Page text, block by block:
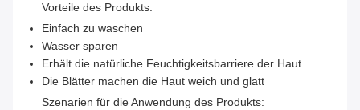
Vorteile des Produkts:
Einfach zu waschen
Wasser sparen
Erhält die natürliche Feuchtigkeitsbarriere der Haut
Die Blätter machen die Haut weich und glatt
Szenarien für die Anwendung des Produkts: